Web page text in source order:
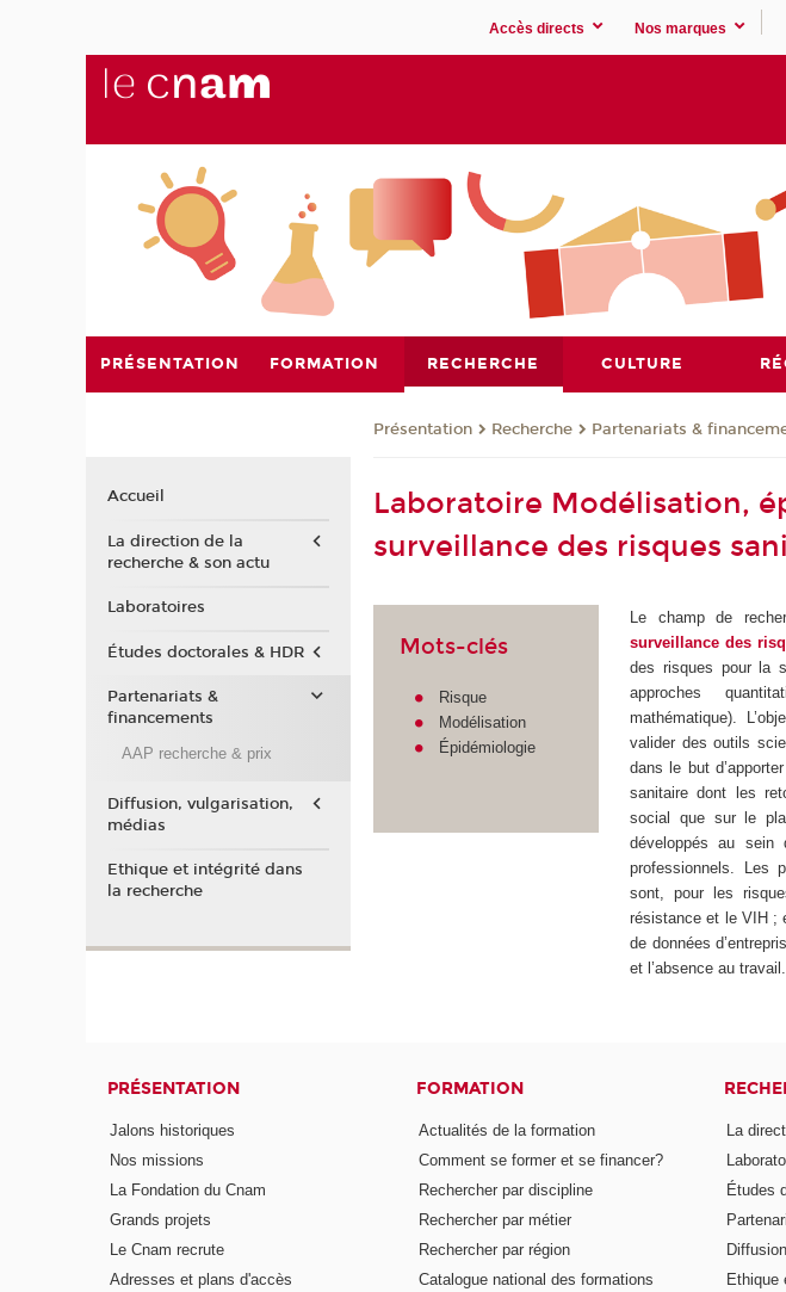
Accès directs Nos marques
PRÉSENTATION FORMATION RECHERCHE CULTURE
Présentation Recherche Partenariats &
Laboratoire Modélisation,
surveillance des risques
Mots-clés
Risque
Modélisation
Épidémiologie
Le champ de
surveillance des
des risques pour la
approches
mathématique).
valider des outils
dans le but
sanitaire dont les
social que sur le
développés au
professionnels. Les
sont, pour les
résistance et le VIH ;
de données
et l’absence au travail.
Accueil
La direction de la
recherche & son actu
Laboratoires
Études doctorales & HDR
Partenariats &
financements
AAP recherche & prix
Diffusion, vulgarisation,
médias
Ethique et intégrité dans
la recherche
PRÉSENTATION
Jalons historiques
Nos missions
La Fondation du Cnam
Grands projets
Le Cnam recrute
Adresses et plans d'accès
FORMATION
Actualités de la formation
Comment se former et se financer?
Rechercher par discipline
Rechercher par métier
Rechercher par région
Catalogue national des formations
La
Études
Ethique